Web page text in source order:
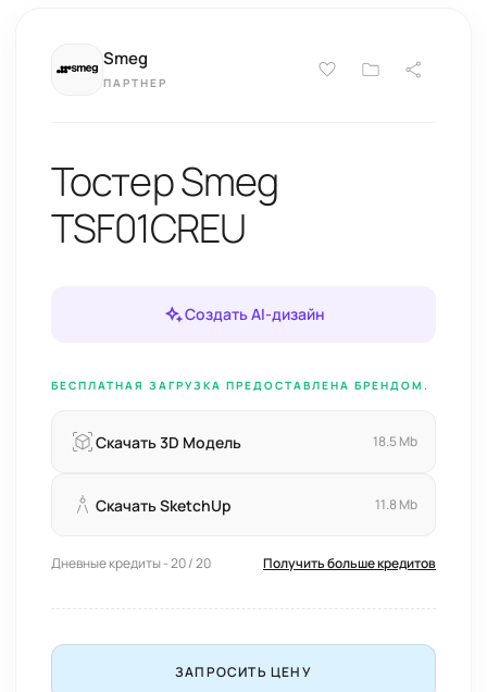
Smeg
ПАРТНЕР
Тостер Smeg
TSF01CREU
Создать AI-дизайн
БЕСПЛАТНАЯ ЗАГРУЗКА ПРЕДОСТАВЛЕНА БРЕНДОМ.
Скачать 3D Модель 18.5 Mb
Скачать SketchUp 11.8 Mb
Дневные кредиты - 20 / 20 Получить больше кредитов
ЗАПРОСИТЬ ЦЕНУ